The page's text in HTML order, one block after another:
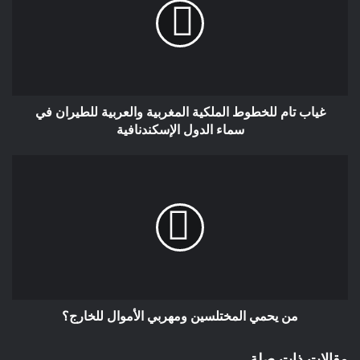
بعد تقديم الطلب من المعني بالأمر مرفوقا بدبلوم التخرج من مراكز
التربية والتكوين أو الاستفادة من الحركة الانتقالية داخل سلك التعليم
وفيها يتعلق بالحل الثاني: احتساب على الأقل 4 سنوات جزافية
للأساتذة المكلفين خارج اطارهم الأصلي المرتبين في الدرجة الأولى(
اصدار المذكرة سنة 2022 كما ذكر في المرسوم ،والاحتفاظ
بالأقدمية في الدرجة بالنسبة للأساتذة المرتبين في الدرجة الثانية،كما
أنه من غير المعقول أن يخسر الأستاذ الذي يتمتع بأقدمية تصل إلى
إطارهم الأصلي، وينبغي أن تكون السياسات والقرارات المتخذة
بحيث لا تؤثر بشكل سلبي على وضعهم المهني أو تُضيع تلك الأقدمية
غياب تام للخطوط الملكية المغربية والعربية للطيران في
سماء الدول الإسكندنافية
من يحمي المختلسين ومهربي الأموال للخارج؟